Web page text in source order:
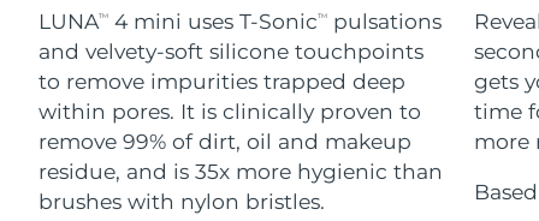
LUNATM 4 mini uses T-SonicTM
pulsations
and velvety-soft silicone touchpoints
to remove impurities trapped deep
within pores. It is clinically proven to
remove 99% of dirt, oil and makeup
residue, and is 35x more hygienic than
brushes with nylon bristles.
gets
time
more
All revitalizing eye massagers
Advanced pore care essentials
Serum
issa™ Teeth Whitening Gel
18% PAP
Kosmetyki Mężczyźni
Kupuj
Gibraltar
8/12/26
Grecja
Oczekiwany czas dostawy
8/8/26
SRA Hongkong
(Chiny)
Oczekiwany czas dostawy